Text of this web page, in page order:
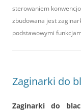
sterowaniem
zbudowana jest
podstawowymi
Zaginarki do
Zaginarki do